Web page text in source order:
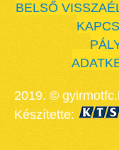
BELSŐ
2019. ©
Készítette: